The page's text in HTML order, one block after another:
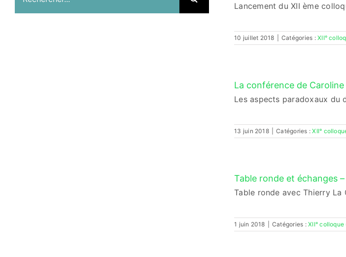
Lancement du XII ème
10 juillet 2018 Catégories :XII°
La conférence de Caroline
Les aspects paradoxaux du
13 juin 2018 Catégories :XII°
Table ronde et échanges
Table ronde avec Thierry
1 juin 2018 Catégories :XII°